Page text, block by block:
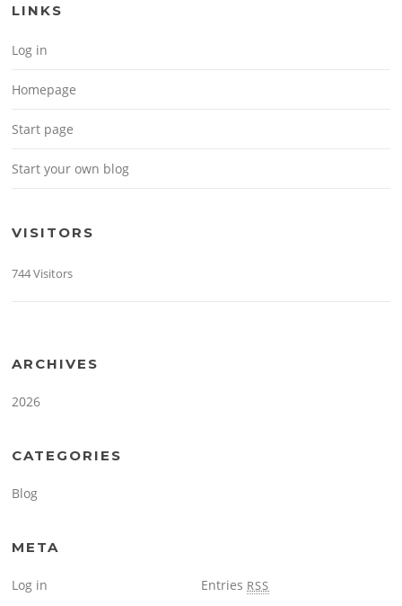
LINKS
Log in
Homepage
Start page
Start your own blog
VISITORS
744 Visitors
ARCHIVES
2026
CATEGORIES
Blog
META
Log in Entries RSS